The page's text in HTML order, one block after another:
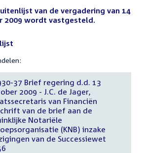
van de vergadering van 14
2009 wordt vastgesteld.
37 Brief regering d.d. 13
2009 - J.C. de Jager,
van Financiën
van de brief aan de
Notariële
(KNB) inzake
van de Successiewet